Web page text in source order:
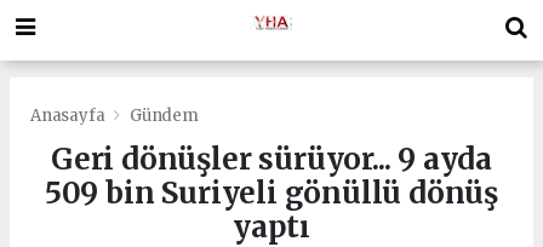
Anasayfa Gündem
Geri dönüşler sürüyor... 9 ayda
509 bin Suriyeli gönüllü dönüş
yaptı